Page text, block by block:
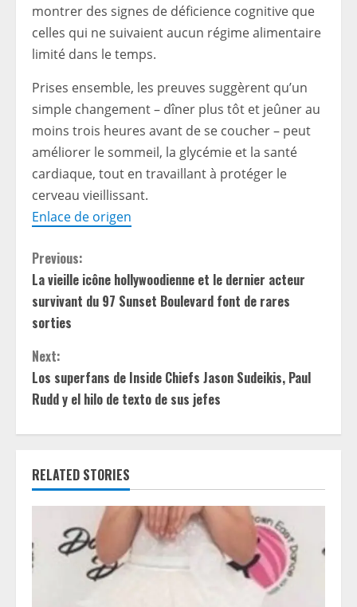
montrer des signes de déficience cognitive que
celles qui ne suivaient aucun régime alimentaire
limité dans le temps.
Prises ensemble, les preuves suggèrent qu’un
simple changement – ​​dîner plus tôt et jeûner au
moins trois heures avant de se coucher – peut
améliorer le sommeil, la glycémie et la santé
cardiaque, tout en travaillant à protéger le
cerveau vieillissant.
Enlace de origen
C
o
n
t
i
n
u
e
e
Previous:
La vieille icône hollywoodienne et le dernier acteur
survivant du 97 Sunset Boulevard font de rares
sorties
Next:
Los superfans de Inside Chiefs Jason Sudeikis, Paul
Rudd y el hilo de texto de sus jefes
RELATED STORIES